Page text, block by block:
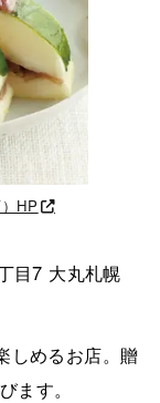
HP
目7 大丸札幌
しめるお店。贈
ます。